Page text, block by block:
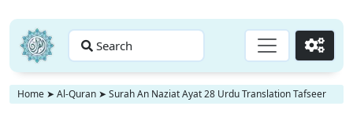
Search Go
Home ➤ Al-Quran ➤ Surah An Naziat Ayat 28 Urdu Translation Tafseer